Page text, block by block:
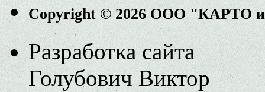
Copyright © 2026 ООО "КАРТО
Разработка сайта
Голубович Виктор